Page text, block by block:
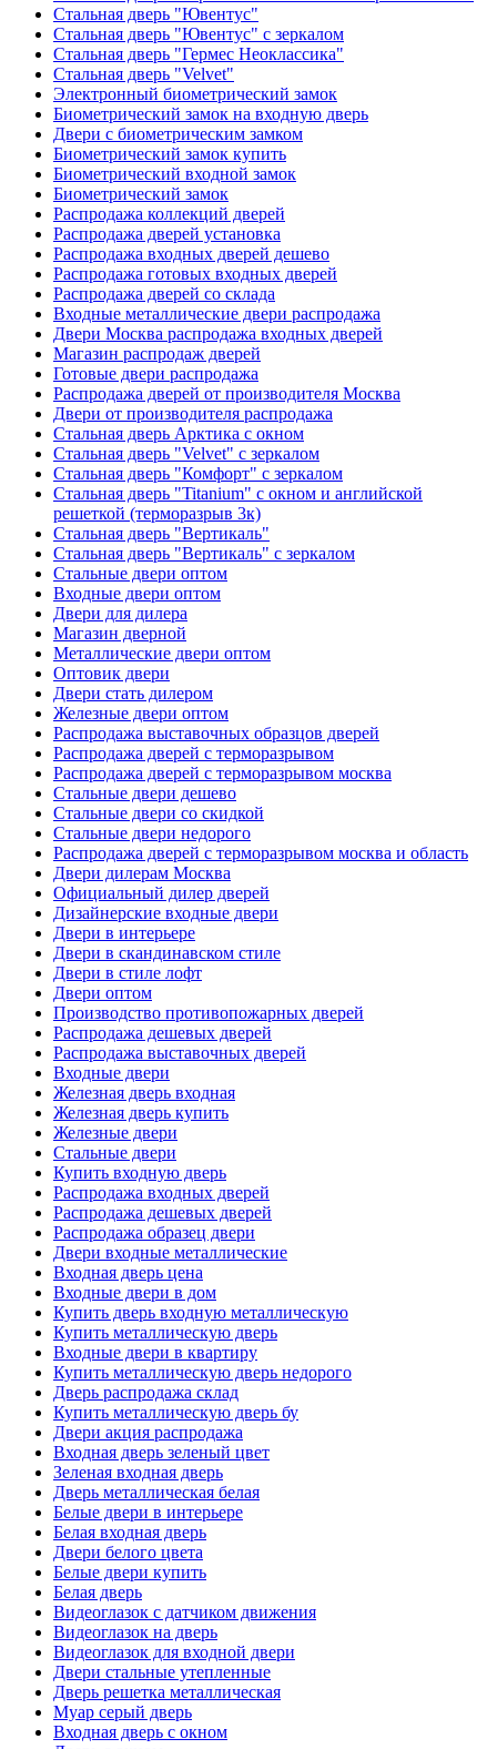
Стальная дверь "Ювентус"
Стальная дверь "Ювентус" с зеркалом
Стальная дверь "Гермес Неоклассика"
Стальная дверь "Velvet"
Электронный биометрический замок
Биометрический замок на входную дверь
Двери с биометрическим замком
Биометрический замок купить
Биометрический входной замок
Биометрический замок
Распродажа коллекций дверей
Распродажа дверей установка
Распродажа входных дверей дешево
Распродажа готовых входных дверей
Распродажа дверей со склада
Входные металлические двери распродажа
Двери Москва распродажа входных дверей
Магазин распродаж дверей
Готовые двери распродажа
Распродажа дверей от производителя Москва
Двери от производителя распродажа
Стальная дверь Арктика с окном
Стальная дверь "Velvet" с зеркалом
Стальная дверь "Комфорт" с зеркалом
Стальная дверь "Titanium" с окном и английской
решеткой (терморазрыв 3к)
Стальная дверь "Вертикаль"
Стальная дверь "Вертикаль" с зеркалом
Стальные двери оптом
Входные двери оптом
Двери для дилера
Магазин дверной
Металлические двери оптом
Оптовик двери
Двери стать дилером
Железные двери оптом
Распродажа выставочных образцов дверей
Распродажа дверей с терморазрывом
Распродажа дверей с терморазрывом москва
Стальные двери дешево
Стальные двери со скидкой
Стальные двери недорого
Распродажа дверей с терморазрывом москва и область
Двери дилерам Москва
Официальный дилер дверей
Дизайнерские входные двери
Двери в интерьере
Двери в скандинавском стиле
Двери в стиле лофт
Двери оптом
Производство противопожарных дверей
Распродажа дешевых дверей
Распродажа выставочных дверей
Входные двери
Железная дверь входная
Железная дверь купить
Железные двери
Стальные двери
Купить входную дверь
Распродажа входных дверей
Распродажа дешевых дверей
Распродажа образец двери
Двери входные металлические
Входная дверь цена
Входные двери в дом
Купить дверь входную металлическую
Купить металлическую дверь
Входные двери в квартиру
Купить металлическую дверь недорого
Дверь распродажа склад
Купить металлическую дверь бу
Двери акция распродажа
Входная дверь зеленый цвет
Зеленая входная дверь
Дверь металлическая белая
Белые двери в интерьере
Белая входная дверь
Двери белого цвета
Белые двери купить
Белая дверь
Видеоглазок с датчиком движения
Видеоглазок на дверь
Видеоглазок для входной двери
Двери стальные утепленные
Дверь решетка металлическая
Муар серый дверь
Входная дверь с окном